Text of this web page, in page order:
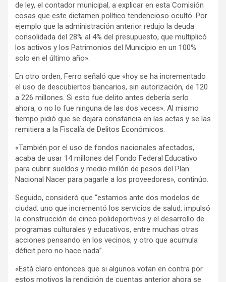
de ley, el contador municipal, a explicar en esta Comisión
cosas que este dictamen político tendencioso ocultó. Por
ejemplo que la administración anterior redujo la deuda
consolidada del 28% al 4% del presupuesto, que multiplicó
los activos y los Patrimonios del Municipio en un 100%
solo en el último año».
En otro orden, Ferro señaló que «hoy se ha incrementado
el uso de descubiertos bancarios, sin autorización, de 120
a 226 millones. Si esto fue delito antes debería serlo
ahora, o no lo fue ninguna de las dos veces». Al mismo
tiempo pidió que se dejara constancia en las actas y se las
remitiera a la Fiscalía de Delitos Económicos.
«También por el uso de fondos nacionales afectados,
acaba de usar 14 millones del Fondo Federal Educativo
para cubrir sueldos y medio millón de pesos del Plan
Nacional Nacer para pagarle a los proveedores», continúo.
Seguido, consideró que “estamos ante dos modelos de
ciudad: uno que incrementó los servicios de salud, impulsó
la construcción de cinco polideportivos y el desarrollo de
programas culturales y educativos, entre muchas otras
acciones pensando en los vecinos, y otro que acumula
déficit pero no hace nada”.
«Está claro entonces que si algunos votan en contra por
estos motivos la rendición de cuentas anterior ahora se